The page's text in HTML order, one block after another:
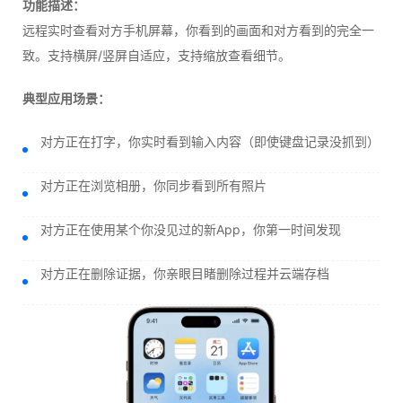
功能描述：
远程实时查看对方手机屏幕，你看到的画面和对方看到的完全一
致。支持横屏/竖屏自适应，支持缩放查看细节。
典型应用场景：
对方正在打字，你实时看到输入内容（即使键盘记录没抓到）
对方正在浏览相册，你同步看到所有照片
对方正在使用某个你没见过的新App，你第一时间发现
对方正在删除证据，你亲眼目睹删除过程并云端存档